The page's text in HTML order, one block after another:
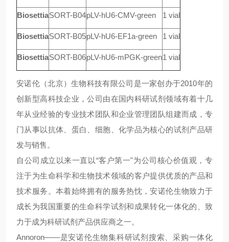
BiosettiaSORT-B04pLV-hU6-CMV-green 1 vial
BiosettiaSORT-B05pLV-hU6-EF1a-green 1 vial
BiosettiaSORT-B06pLV-hU6-mPGK-green1 vial
安诺伦（北京）生物科技有限公司是一家创办于2010年的
创新型高科技企业，公司由在国内科研试剂领域有着十几
年从业经验的专业技术团队和企业管理团队组建而成，专
门从事以抗体、蛋白、细胞、化学品为核心的试剂产品研
发与销售。
自公司成立以来一直以“客户第一"为公司核心价值观，专
注于为生命科学和生物技术领域的客户提供优质的产品和
技术服务。本着始终拥有的服务热忱，安诺伦生物致力于
成长为我国重要的生命科学试剂和成果转化一体化的 、致
力于成为科研试剂产品供应商之一。
Annoron——是安诺伦生物集科研试剂搜索、采购一体化